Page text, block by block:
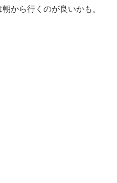
から行くのが良いかも。